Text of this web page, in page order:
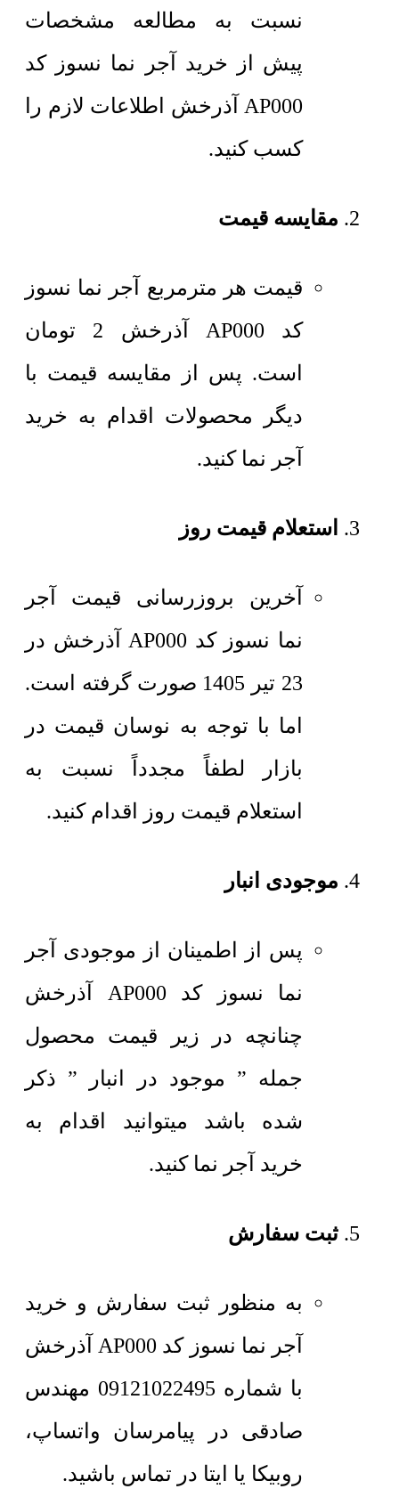
نسبت به مطالعه مشخصات
پیش از خرید آجر نما نسوز کد
AP000 آذرخش اطلاعات لازم را
کسب کنید.
مقایسه قیمت
قیمت هر مترمربع آجر نما نسوز
کد AP000 آذرخش
2
تومان
است. پس از مقایسه قیمت با
دیگر محصولات اقدام به خرید
آجر نما کنید.
استعلام قیمت روز
آخرین بروزرسانی قیمت آجر
نما نسوز کد AP000 آذرخش در
23 تیر 1405 صورت گرفته است.
اما با توجه به نوسان قیمت در
بازار لطفاً مجدداً نسبت به
استعلام قیمت روز اقدام کنید.
موجودی انبار
پس از اطمینان از موجودی آجر
نما نسوز کد AP000 آذرخش
چنانچه در زیر قیمت محصول
جمله ” موجود در انبار ” ذکر
شده باشد میتوانید اقدام به
خرید آجر نما کنید.
ثبت سفارش
به منظور ثبت سفارش و خرید
آجر نما نسوز کد AP000 آذرخش
با شماره 09121022495 مهندس
صادقی در پیامرسان واتساپ،
روبیکا یا ایتا در تماس باشید.